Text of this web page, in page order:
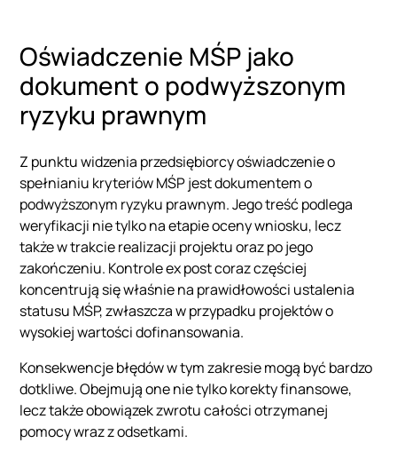
Oświadczenie MŚP jako
dokument o podwyższonym
ryzyku prawnym
Z punktu widzenia przedsiębiorcy oświadczenie o
spełnianiu kryteriów MŚP jest dokumentem o
podwyższonym ryzyku prawnym. Jego treść podlega
weryfikacji nie tylko na etapie oceny wniosku, lecz
także w trakcie realizacji projektu oraz po jego
zakończeniu. Kontrole ex post coraz częściej
koncentrują się właśnie na prawidłowości ustalenia
statusu MŚP, zwłaszcza w przypadku projektów o
wysokiej wartości dofinansowania.
Konsekwencje błędów w tym zakresie mogą być bardzo
dotkliwe. Obejmują one nie tylko korekty finansowe,
lecz także obowiązek zwrotu całości otrzymanej
pomocy wraz z odsetkami.